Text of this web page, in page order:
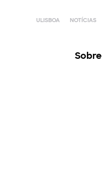
ULISBOA NOTÍCIAS
Sobre